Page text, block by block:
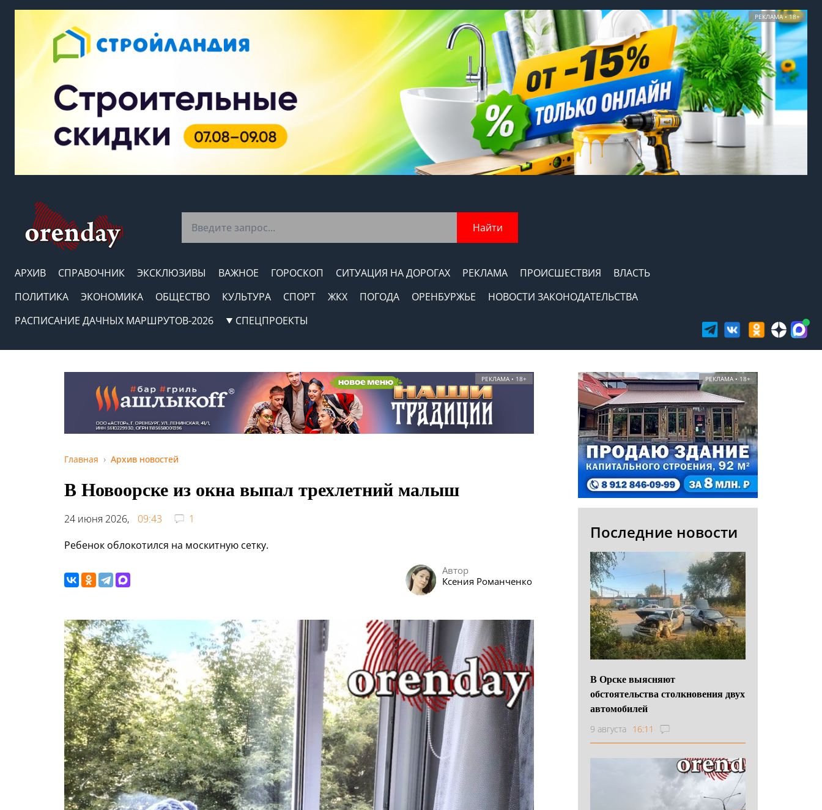
РЕКЛАМА • 18+
Найти
АРХИВ СПРАВОЧНИК ЭКСКЛЮЗИВЫ ВАЖНОЕ ГОРОСКОП СИТУАЦИЯ НА ДОРОГАХ РЕКЛАМА ПРОИСШЕСТВИЯ
ВЛАСТЬ
ПОЛИТИКА
ЭКОНОМИКА ОБЩЕСТВО КУЛЬТУРА СПОРТ ЖКХ ПОГОДА ОРЕНБУРЖЬЕ
НОВОСТИ ЗАКОНОДАТЕЛЬСТВА
РАСПИСАНИЕ ДАЧНЫХ МАРШРУТОВ-2026
СПЕЦПРОЕКТЫ
РЕКЛАМА • 18+
Главная Архив новостей
В Новоорске из окна выпал трехлетний малыш
24 июня 2026, 09:43
1
Ребенок облокотился на москитную сетку.
Автор
Ксения Романченко
РЕКЛАМА • 18+
Последние новости
В Орске выясняют
обстоятельства столкновения двух
автомобилей
9 августа 16:11